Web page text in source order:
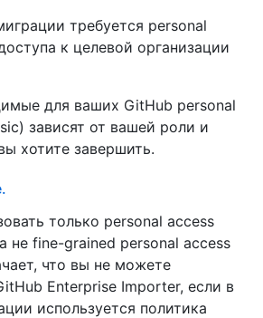
требуется personal
к целевой организации
для ваших GitHub personal
зависят от вашей роли и
хотите завершить.
только personal access
не fine-grained personal access
что вы не можете
Enterprise Importer, если в
используется политика